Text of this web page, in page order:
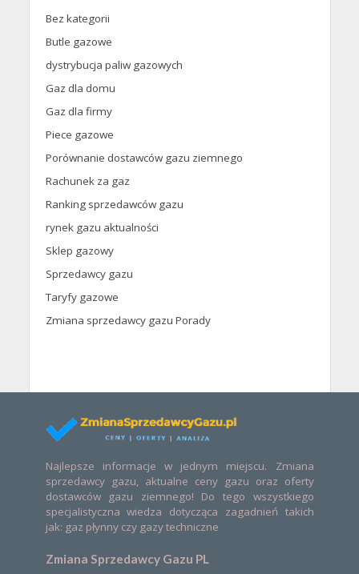
Bez kategorii
Butle gazowe
dystrybucja paliw gazowych
Gaz dla domu
Gaz dla firmy
Piece gazowe
Porównanie dostawców gazu ziemnego
Rachunek za gaz
Ranking sprzedawców gazu
rynek gazu aktualności
Sklep gazowy
Sprzedawcy gazu
Taryfy gazowe
Zmiana sprzedawcy gazu Porady
Najlepsze informacje w jednym miejscu. Zmiana
sprzedawcy gazu, aktualne ceny gazu oraz oferty
dostawców gazu ziemnego! Do tego wszystkiego
specjalistyczna wiedza dotycząca zagadnień takich
jak: gaz płynny czy gazy techniczne
Zmiana Sprzedawcy Gazu PL